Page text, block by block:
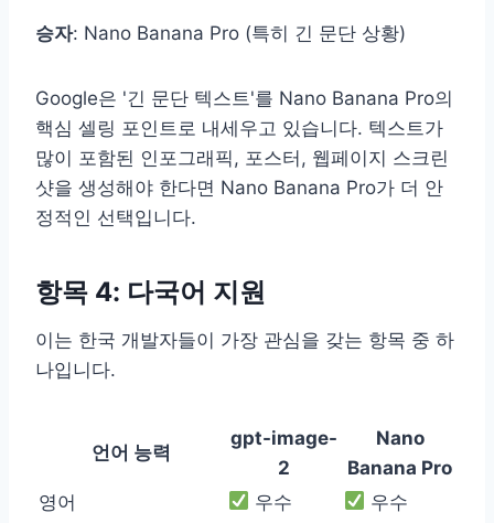
승자: Nano Banana Pro (특히 긴 문단 상황)
Google은 '긴 문단 텍스트'를 Nano Banana Pro의
핵심 셀링 포인트로 내세우고 있습니다. 텍스트가
많이 포함된 인포그래픽, 포스터, 웹페이지 스크린
샷을 생성해야 한다면 Nano Banana Pro가 더 안
정적인 선택입니다.
항목 4: 다국어 지원
이는 한국 개발자들이 가장 관심을 갖는 항목 중 하
나입니다.
언어 능력
gpt-image-
2
Nano
Banana Pro
영어
우수 우수